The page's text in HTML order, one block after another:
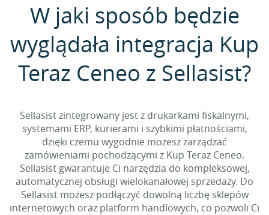
W jaki sposób będzie
wyglądała integracja Kup
Teraz Ceneo z Sellasist?
Sellasist zintegrowany jest z drukarkami fiskalnymi,
systemami ERP, kurierami i szybkimi płatnościami,
dzięki czemu wygodnie możesz zarządzać
zamówieniami pochodzącymi z Kup Teraz Ceneo.
Sellasist gwarantuje Ci narzędzia do kompleksowej,
automatycznej obsługi wielokanałowej sprzedaży. Do
Sellasist możesz podłączyć dowolną liczbę sklepów
internetowych oraz platform handlowych, co pozwoli Ci